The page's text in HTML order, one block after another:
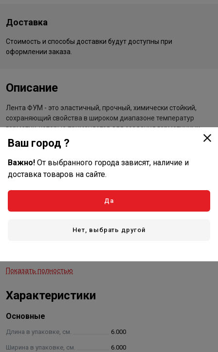
Доставка
Стоимость и способы доставки будут доступны при
оформлении заказа.
Описание
Лента ФУМ - это эластичный, прочный, химически стойкий,
сохраняющий свойства в широком диапазоне температур
герметик, которые применяется для создания герметичных
резьбовых и фланцевых соединений в сантехнических и
газопроводных соединениях. ФУМ лента выполнена из
фторопласта, материала, который характеризуется текучестью
и гидрофобностью, что позволяет заполнять собой любые
зазоры и поры в соединениях труб. Лента не изнашивается со
временем и не теряет своих свойств, а также не рвется при
устойчива к ржавчине и маслу, обладает отличными
Характеристики:
Длина
20 м
Толщина0,01 см
Показать полностью
Характеристики
Основные
Длина в упаковке, см. 6.000
Ширина в упаковке, см. 6.000
Ваш город ?
Важно! От выбранного города зависят, наличие и
доставка товаров на сайте.
Да
Нет, выбрать другой